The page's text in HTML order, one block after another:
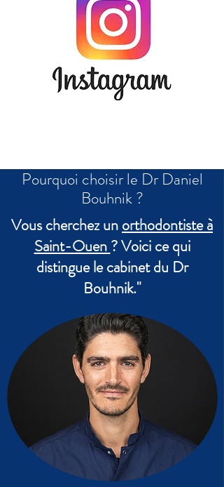
Pourquoi choisir le Dr Daniel
Bouhnik ?
Vous cherchez unorthodontiste à
Saint-Ouen? Voici ce qui
distingue le cabinet du Dr
Bouhnik."